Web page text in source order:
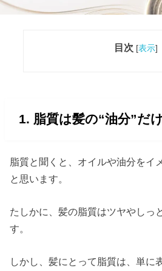
目次 [表示]
1. 脂質は髪の“油分”だ
脂質と聞くと、オイルや油分をイ
と思います。
たしかに、髪の脂質はツヤやしっ
す。
しかし、髪にとって脂質は、単に